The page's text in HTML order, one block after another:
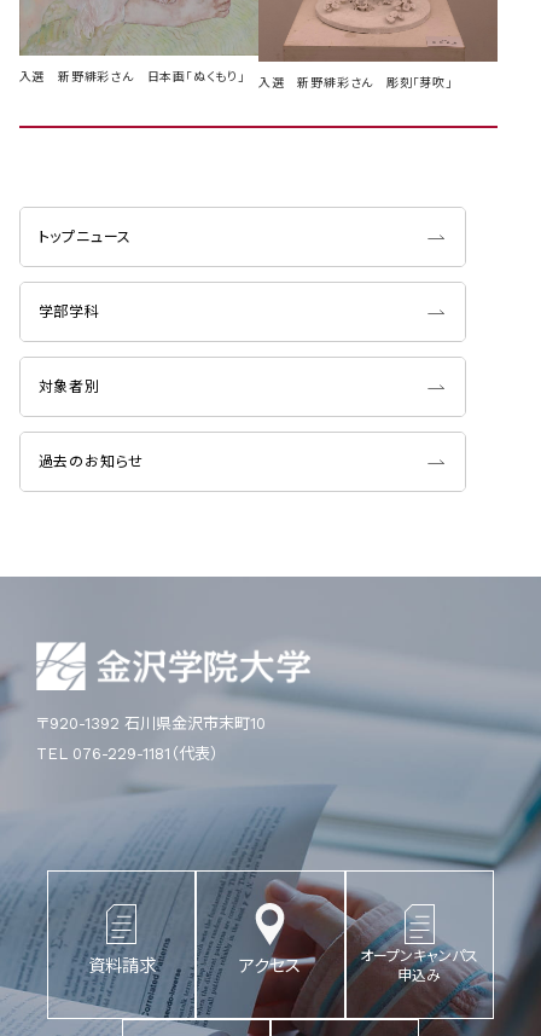
入選 新野緋彩さん 日本画「ぬくもり」 入選 新野緋彩さん 彫刻「芽吹」
トップニュース
学部学科
対象者別
過去のお知らせ
〒920-1392 石川県金沢市末町10
TEL 076-229-1181（代表）
資料請求 アクセス
オープンキャンパス
申込み